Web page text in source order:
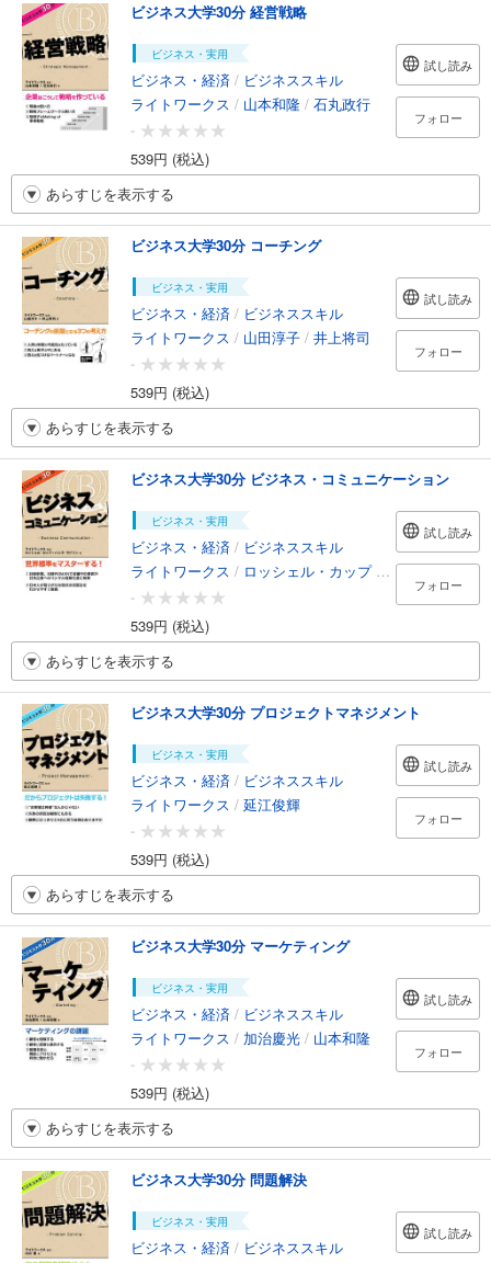
ビジネス大学30分 経営戦略
ビジネス・実用
ビジネス・経済 / ビジネススキル
ライトワークス / 山本和隆 / 石丸政行
-
539円 (税込)
試し読み
フォロー
あらすじを表示する
ビジネス大学30分 コーチング
ビジネス・実用
ビジネス・経済 / ビジネススキル
ライトワークス / 山田淳子 / 井上将司
-
539円 (税込)
試し読み
フォロー
あらすじを表示する
ビジネス大学30分 ビジネス・コミュニケーション
ビジネス・実用
ビジネス・経済 / ビジネススキル
ライトワークス / ロッシェル・カップ/
パニラ・ラドリ
-
539円 (税込)
試し読み
フォロー
あらすじを表示する
ビジネス大学30分 プロジェクトマネジメント
ビジネス・実用
ビジネス・経済 / ビジネススキル
ライトワークス / 延江俊輝
-
539円 (税込)
試し読み
フォロー
あらすじを表示する
ビジネス大学30分 マーケティング
ビジネス・実用
ビジネス・経済 / ビジネススキル
ライトワークス / 加治慶光 / 山本和隆
-
539円 (税込)
試し読み
フォロー
あらすじを表示する
ビジネス大学30分 問題解決
ビジネス・実用
ビジネス・経済 / ビジネススキル
試し読み